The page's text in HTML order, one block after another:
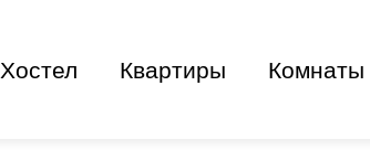
Хостел Квартиры Комнаты